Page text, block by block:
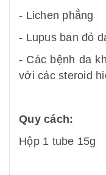
- Lichen phẳng
- Lupus ban đỏ
- Các bệnh da
với các steroid
Quy cách:
Hộp 1 tube 15g